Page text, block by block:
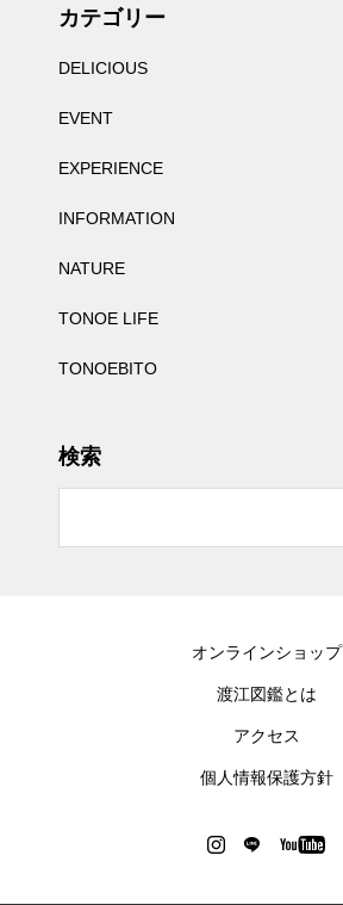
ブ
カテゴリー
DELICIOUS
EVENT
EXPERIENCE
INFORMATION
NATURE
TONOE LIFE
TONOEBITO
検索
オンラインショップ
渡江図鑑とは
アクセス
個人情報保護方針